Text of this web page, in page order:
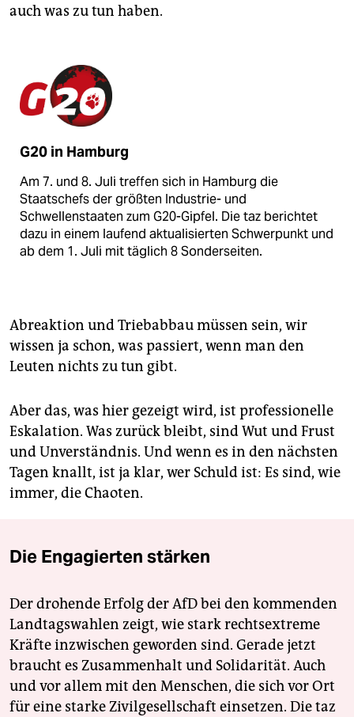
auch was zu tun haben.
G20 in Hamburg
Am 7. und 8. Juli treffen sich in Hamburg die
Staatschefs der größten Industrie- und
Schwellenstaaten zum G20-Gipfel. Die taz berichtet
dazu in einem laufend aktualisierten Schwerpunkt und
ab dem 1. Juli mit täglich 8 Sonderseiten.
Abreaktion und Triebabbau müssen sein, wir
wissen ja schon, was passiert, wenn man den
Leuten nichts zu tun gibt.
Aber das, was hier gezeigt wird, ist professionelle
Eskalation. Was zurück bleibt, sind Wut und Frust
und Unverständnis. Und wenn es in den nächsten
Tagen knallt, ist ja klar, wer Schuld ist: Es sind, wie
immer, die Chaoten.
Die Engagierten stärken
Der drohende Erfolg der AfD bei den kommenden
Landtagswahlen zeigt, wie stark rechtsextreme
Kräfte inzwischen geworden sind. Gerade jetzt
braucht es Zusammenhalt und Solidarität. Auch
und vor allem mit den Menschen, die sich vor Ort
für eine starke Zivilgesellschaft einsetzen. Die taz